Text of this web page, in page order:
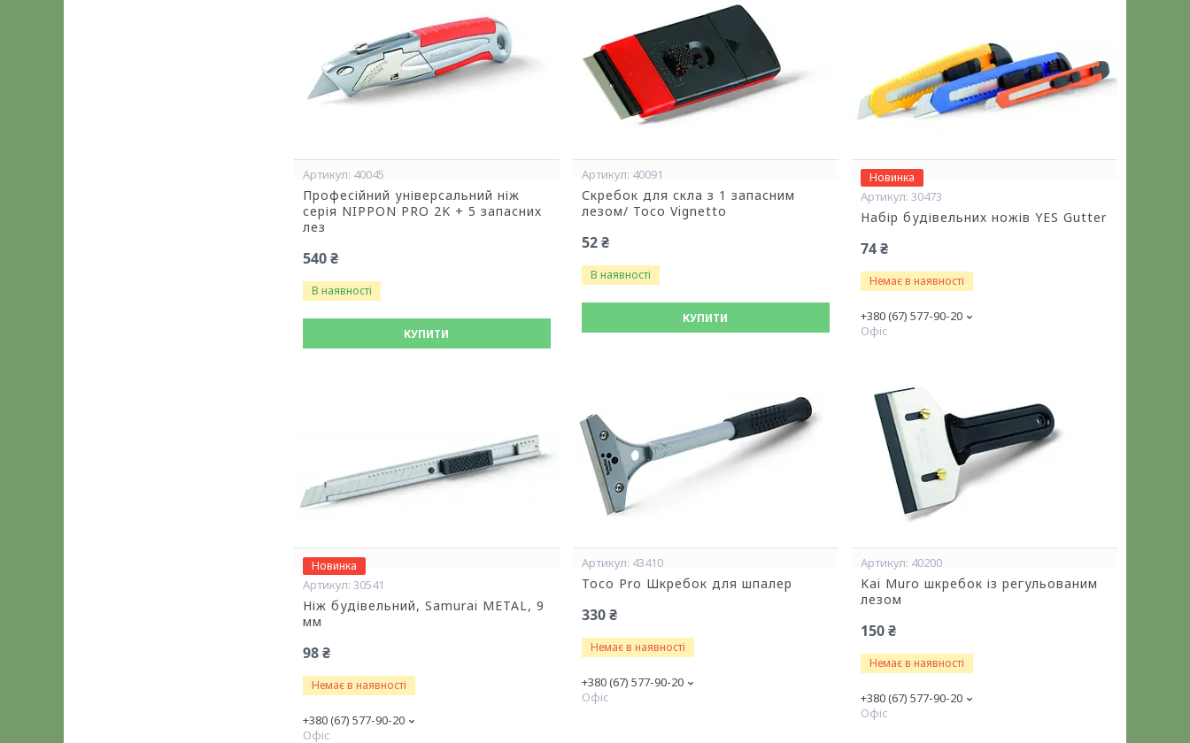
40045
Професійний універсальний ніж
серія NIPPON PRO 2K + 5 запасних
лез
540 ₴
В наявності
КУПИТИ
40091
Скребок для скла з 1 запасним
лезом/ Toco Vignetto
52 ₴
В наявності
КУПИТИ
Новинка
30473
Набір будівельних ножів YES Gutter
74 ₴
Немає в наявності
+380 (67) 577-90-20
Офіс
Новинка
30541
Ніж будівельний, Samurai METAL, 9
мм
98 ₴
Немає в наявності
+380 (67) 577-90-20
Офіс
43410
Toco Pro Шкребок для шпалер
330 ₴
Немає в наявності
+380 (67) 577-90-20
Офіс
40200
Kai Muro шкребок із регульованим
лезом
150 ₴
Немає в наявності
+380 (67) 577-90-20
Офіс